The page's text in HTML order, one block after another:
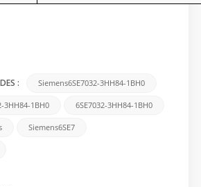
: Siemens6SE7032-3HH84-1BH0
3HH84-1BH0 6SE7032-3HH84-1BH0
Siemens6SE7